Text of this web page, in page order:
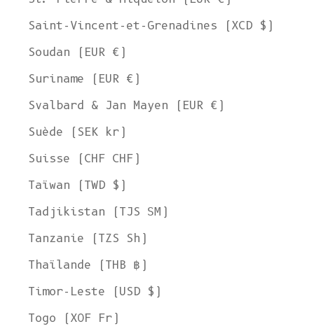
Saint-Vincent-et-Grenadines (XCD $)
Soudan (EUR €)
Suriname (EUR €)
Svalbard & Jan Mayen (EUR €)
Suède (SEK kr)
Suisse (CHF CHF)
Taïwan (TWD $)
Tadjikistan (TJS ЅМ)
Tanzanie (TZS Sh)
Thaïlande (THB ฿)
Timor-Leste (USD $)
Togo (XOF Fr)